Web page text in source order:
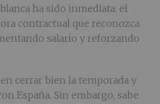
ha sido inmediata: el
contractual que reconozca
salario y reforzando
cerrar bien la temporada y
España. Sin embargo, sabe